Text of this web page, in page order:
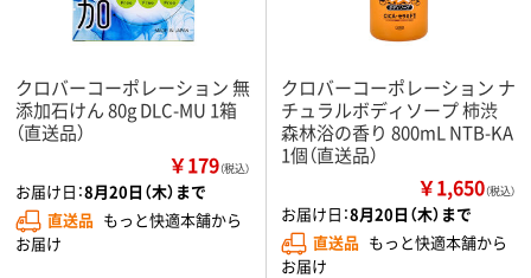
クロバーコーポレーション 無
添加石けん 80g DLC-MU 1箱
（直送品）
￥179（税込）
お届け日：8月20日（木）まで
直送品 もっと快適本舗から
お届け
クロバーコーポレーション ナ
チュラルボディソープ 柿渋
森林浴の香り 800mL NTB-KA
1個（直送品）
￥1,650（税込）
お届け日：8月20日（木）まで
直送品 もっと快適本舗から
お届け